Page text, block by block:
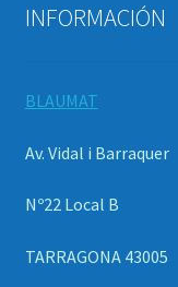
INFORMACIÓN
BLAUMAT
Av. Vidal i Barraquer
Nº22 Local B
TARRAGONA 43005